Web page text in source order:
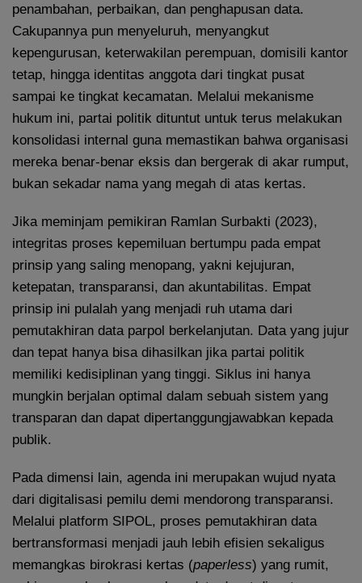
penambahan, perbaikan, dan penghapusan data.
Cakupannya pun menyeluruh, menyangkut
kepengurusan, keterwakilan perempuan, domisili kantor
tetap, hingga identitas anggota dari tingkat pusat
sampai ke tingkat kecamatan. Melalui mekanisme
hukum ini, partai politik dituntut untuk terus melakukan
konsolidasi internal guna memastikan bahwa organisasi
mereka benar-benar eksis dan bergerak di akar rumput,
bukan sekadar nama yang megah di atas kertas.
Jika meminjam pemikiran Ramlan Surbakti (2023),
integritas proses kepemiluan bertumpu pada empat
prinsip yang saling menopang, yakni kejujuran,
ketepatan, transparansi, dan akuntabilitas. Empat
prinsip ini pulalah yang menjadi ruh utama dari
pemutakhiran data parpol berkelanjutan. Data yang jujur
dan tepat hanya bisa dihasilkan jika partai politik
memiliki kedisiplinan yang tinggi. Siklus ini hanya
mungkin berjalan optimal dalam sebuah sistem yang
transparan dan dapat dipertanggungjawabkan kepada
publik.
Pada dimensi lain, agenda ini merupakan wujud nyata
dari digitalisasi pemilu demi mendorong transparansi.
Melalui platform SIPOL, proses pemutakhiran data
bertransformasi menjadi jauh lebih efisien sekaligus
memangkas birokrasi kertas (paperless) yang rumit,